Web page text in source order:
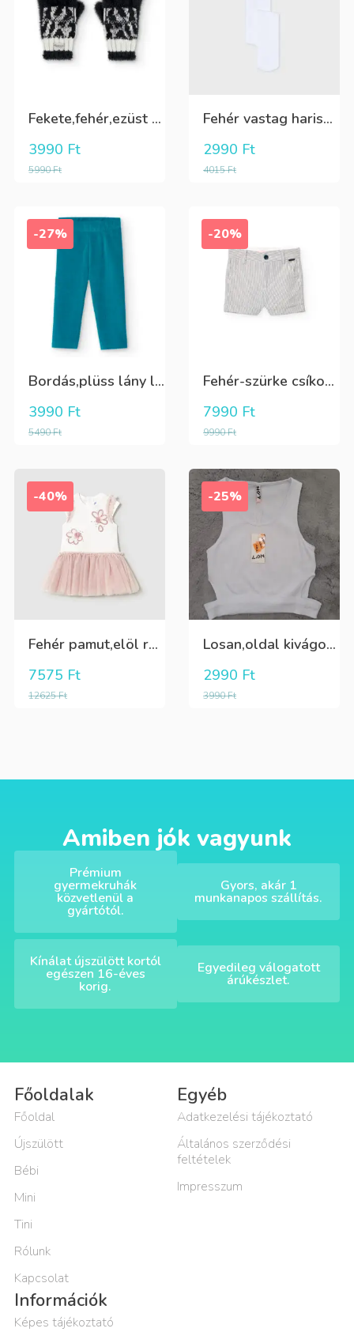
Fekete,fehér,ezüst kötött kesztyű
5990Ft
3990 Ft
Fehér vastag harisnya, puha meleg
4015Ft
2990 Ft
-27%
Bordás,plüss lány leggings zöldeskék
5490Ft
3990 Ft
-20%
Fehér-szürke csíkos,elegáns,fiú vászon rövidnadrág
9990Ft
7990 Ft
-40%
Fehér pamut,elöl rátűzött virággal,vállon és a szoknya része pöttyös tüll,egybe ruha
12625Ft
7575 Ft
-25%
Losan,oldal kivágott,alul passzés rövid lány trikó,póló
3990Ft
2990 Ft
Amiben jók vagyunk
Prémium
gyermekruhák
közvetlenül a
gyártótól.
Gyors, akár 1
munkanapos szállítás.
Kínálat újszülött kortól
egészen 16-éves
korig.
Egyedileg válogatott
árúkészlet.
Főoldalak
Főoldal
Újszülött
Bébi
Mini
Tini
Rólunk
Kapcsolat
Egyéb
Adatkezelési tájékoztató
Általános szerződési
feltételek
Impresszum
Információk
Képes tájékoztató